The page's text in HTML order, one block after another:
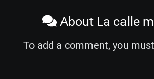
About La calle
To add a comment, you must